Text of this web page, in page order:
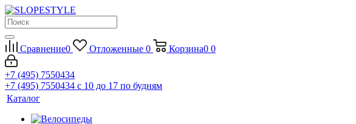
Сравнение0 Отложенные 0 Корзина0 0
+7 (495) 7550434
+7 (495) 7550434 с 10 до 17 по будням
Каталог